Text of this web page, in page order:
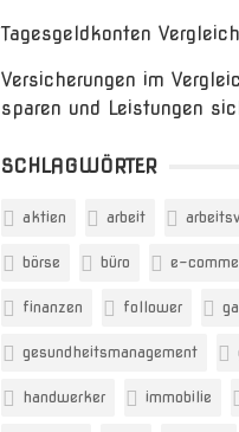
Tagesgeldkonten Vergleich
Versicherungen im
sparen und Leistungen
SCHLAGWÖRTER
aktien arbeit
börse büro e-
finanzen follower
gesundheitsmanagement
handwerker immobilie